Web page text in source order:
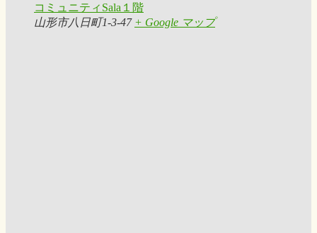
コミュニティSala１階
山形市八日町1-3-47 + Google マップ